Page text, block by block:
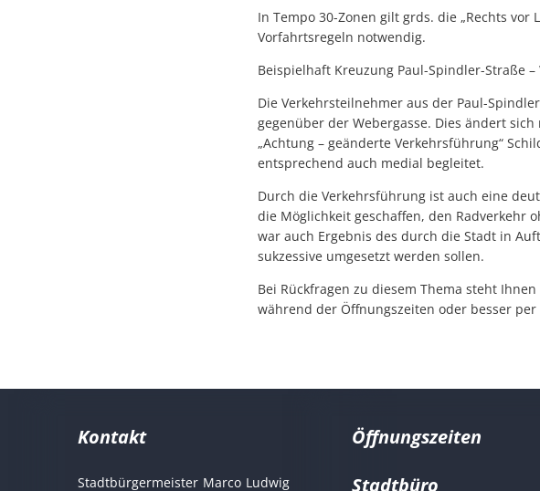
In Tempo 30-Zonen gilt grds. die „Rechts
Vorfahrtsregeln notwendig.
Beispielhaft Kreuzung Paul-Spindler-Straße –
Die Verkehrsteilnehmer aus der Paul-
gegenüber der Webergasse. Dies ändert
„Achtung – geänderte Verkehrsführung“
entsprechend auch medial begleitet.
Durch die Verkehrsführung ist auch eine
die Möglichkeit geschaffen, den Radverkehr
war auch Ergebnis des durch die Stadt in
sukzessive umgesetzt werden sollen.
Bei Rückfragen zu diesem Thema steht
während der Öffnungszeiten oder besser
Kontakt
Stadtbürgermeister Marco Ludwig Stadtbürgermeister Marco Ludwig
Öffnungszeiten
Stadtbüro